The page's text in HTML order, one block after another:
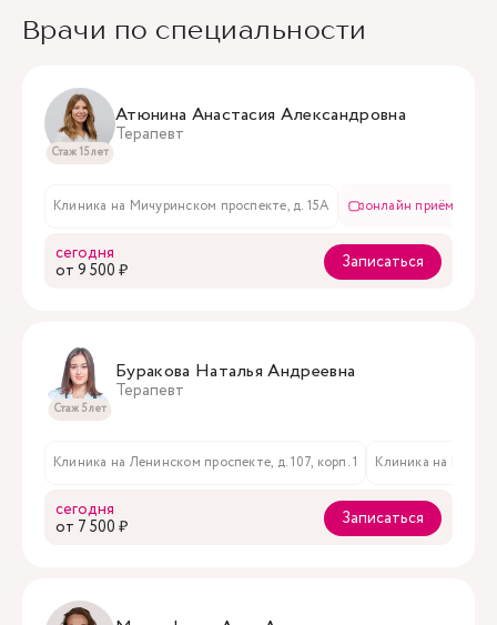
Врачи по специальности
Стаж 15 лет
Атюнина Анастасия Александровна
Терапевт
Клиника на Мичуринском проспекте, д. 15А онлайн приём
сегодня
oт 9 500 ₽
Записаться
Стаж 5 лет
Буракова Наталья Андреевна
Терапевт
Клиника на Ленинском проспекте, д. 107, корп. 1 Клиника на
сегодня
oт 7 500 ₽
Записаться